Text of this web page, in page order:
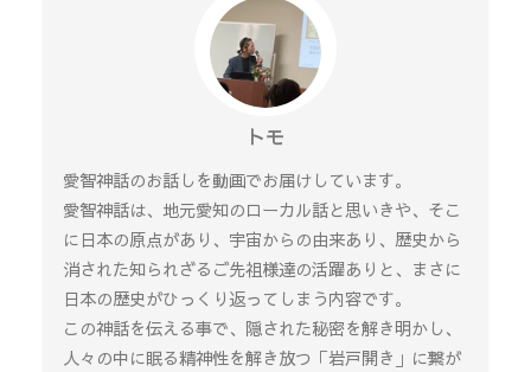
トモ
愛智神話のお話しを動画でお届けしています。
愛智神話は、地元愛知のローカル話と思いきや、そこ
に日本の原点があり、宇宙からの由来あり、歴史から
消された知られざるご先祖様達の活躍ありと、まさに
日本の歴史がひっくり返ってしまう内容です。
この神話を伝える事で、隠された秘密を解き明かし、
人々の中に眠る精神性を解き放つ「岩戸開き」に繋が